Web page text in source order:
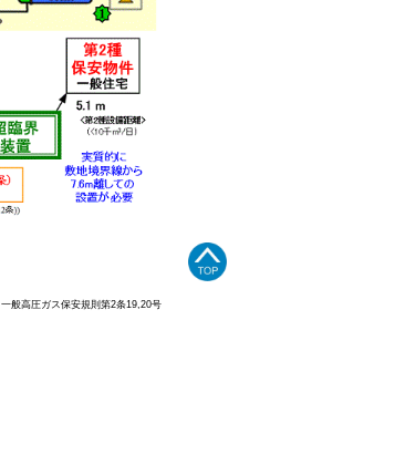
一般高圧ガス保安規則第2条19,20号